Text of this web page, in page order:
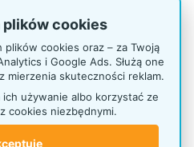
samochodowe
skrobaczki,
dodatki,
linki i małe
ustawiane przy
plików cookies
plików cookies oraz – za Twoją
i Google Ads. Służą one
mierzenia skuteczności reklam.
używanie albo korzystać ze
cookies niezbędnymi.